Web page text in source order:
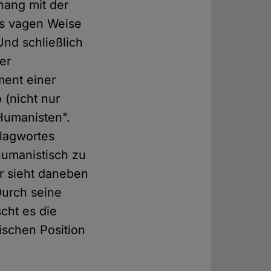
mit der
vagen Weise
schließlich
einer
(nicht nur
zu
sieht daneben
seine
es die
Position